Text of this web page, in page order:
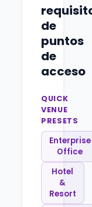
de
puntos
de
acceso
QUICK
VENUE
PRESETS
Enterprise
Office
Hotel
&
Resort